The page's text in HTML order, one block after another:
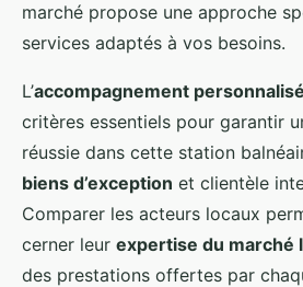
marché propose une approche
services adaptés à vos besoins.
L’accompagnement personnalisé
critères essentiels pour garantir
réussie dans cette station
biens d’exception et clientèle
Comparer les acteurs locaux
cerner leur expertise du marché
des prestations offertes par